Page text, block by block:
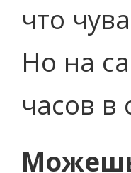
что
Но на
часов в